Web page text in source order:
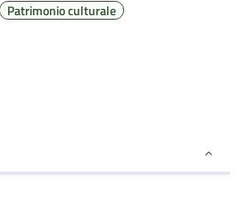
Patrimonio culturale